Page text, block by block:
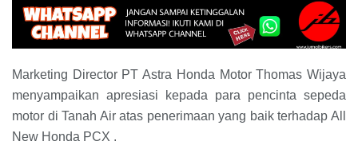
Marketing Director PT Astra Honda Motor Thomas Wijaya
menyampaikan apresiasi kepada para pencinta sepeda
motor di Tanah Air atas penerimaan yang baik terhadap All
New Honda PCX .